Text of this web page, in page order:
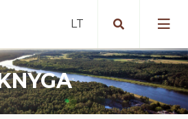
iBiblioteka.lt
leidiniai (2025 m. )